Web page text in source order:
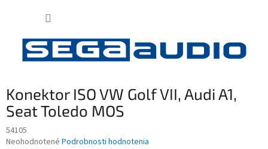
Konektor ISO VW Golf VII, Audi A1,
Seat Toledo MOS
54105
Priemerné
Neohodnotené Podrobnosti hodnotenia